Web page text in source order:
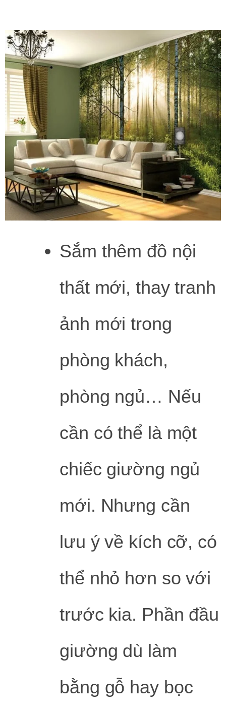
Sắm thêm đồ nội
thất mới, thay tranh
ảnh mới trong
phòng khách,
phòng ngủ… Nếu
cần có thể là một
chiếc giường ngủ
mới. Nhưng cần
lưu ý về kích cỡ, có
thể nhỏ hơn so với
trước kia. Phần đầu
giường dù làm
bằng gỗ hay bọc